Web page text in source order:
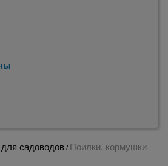
садоводов / Поилки, кормушки